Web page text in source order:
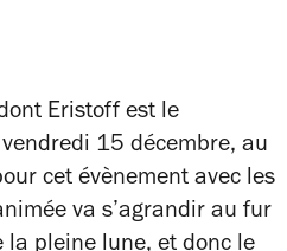
Eristoff est le
15 décembre, au
cet évènement avec les
va s’agrandir au fur
la pleine lune, et donc le